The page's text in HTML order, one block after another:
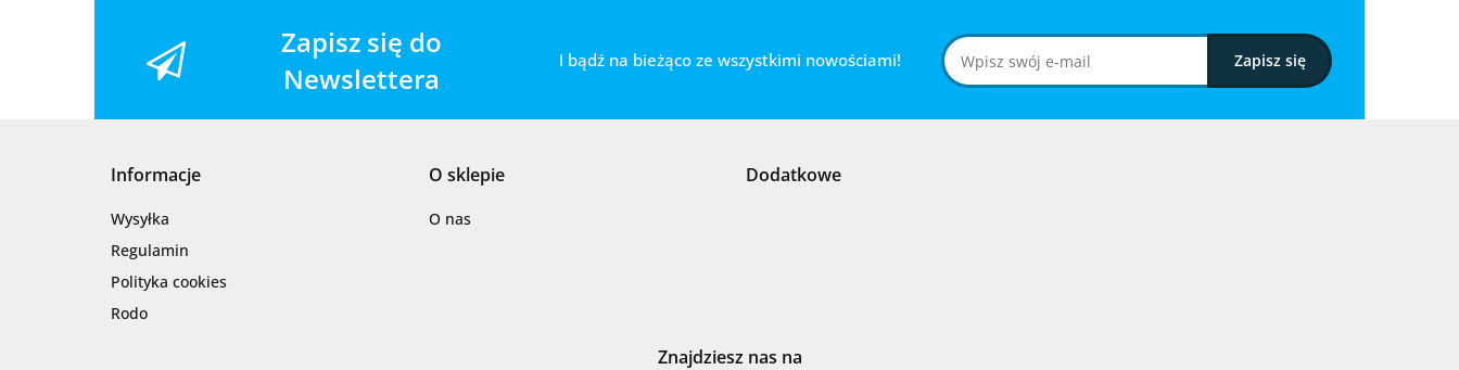
Zapisz się do
Newslettera
I bądź na bieżąco ze wszystkimi nowościami!
Informacje
Wysyłka
Regulamin
Polityka cookies
Rodo
O sklepie
O nas
Dodatkowe
Znajdziesz nas na